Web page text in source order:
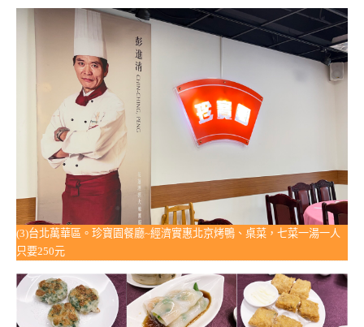
(3)台北萬華區。珍寶園餐廳~經濟實惠北京烤鴨、桌菜，七菜一湯一人
只要250元